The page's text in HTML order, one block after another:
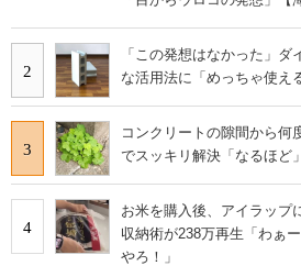
2
「この発想はなかった」
な活用法に「めっちゃ使え
3
コンクリートの隙間から
でスッキリ解決「なるほど
4
お米を購入後、アイラッ
収納術が238万再生「わぁ
やろ！」